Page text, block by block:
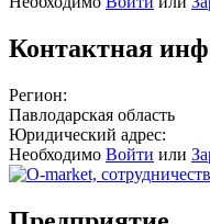
Контактная
Регион:
Павлодарская область
Юридический адрес:
Необходимо Войти или